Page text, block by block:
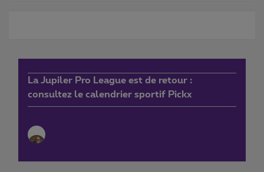
La Jupiler Pro League est de retour :
consultez le calendrier sportif Pickx